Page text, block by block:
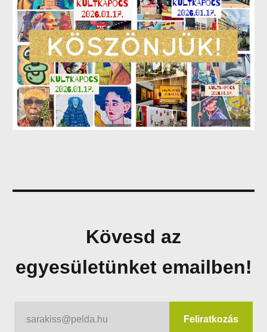
Kövesd az
egyesületünket emailben!
sarakiss@pelda.hu Feliratkozás